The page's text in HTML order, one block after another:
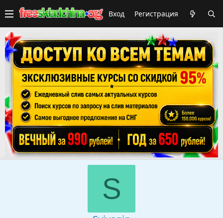
Вход Регистрация
S